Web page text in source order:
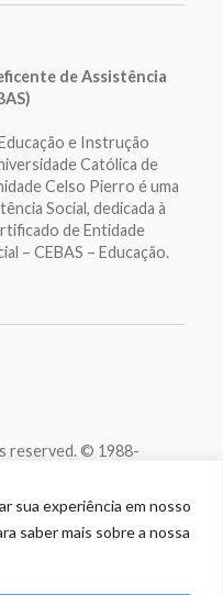
sua experiência em nosso
saber mais sobre a nossa
de Assistência
e Instrução
Católica de
Celso Pierro é uma
Social, dedicada à
de Entidade
– CEBAS – Educação.
reserved. © 1988-